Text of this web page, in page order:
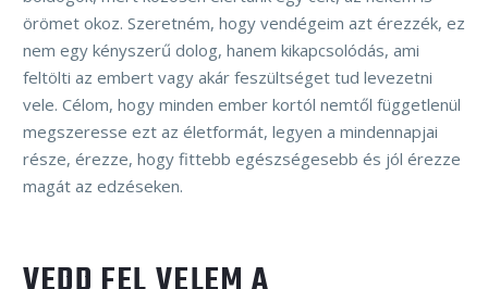
örömet okoz. Szeretném, hogy vendégeim azt érezzék, ez
nem egy kényszerű dolog, hanem kikapcsolódás, ami
feltölti az embert vagy akár feszültséget tud levezetni
vele. Célom, hogy minden ember kortól nemtől függetlenül
megszeresse ezt az életformát, legyen a mindennapjai
része, érezze, hogy fittebb egészségesebb és jól érezze
magát az edzéseken.